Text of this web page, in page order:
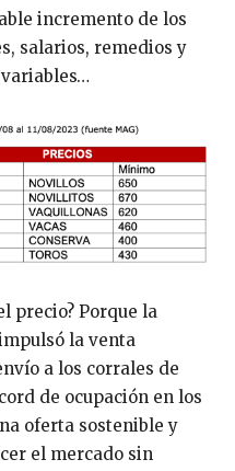
incremento de los
salarios, remedios y
precio? Porque la
la venta
a los corrales de
de ocupación en los
oferta sostenible y
el mercado sin